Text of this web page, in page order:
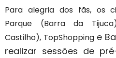
Para alegria dos fãs, os
Parque (Barra da
Castilho), TopShopping e
realizar sessões de